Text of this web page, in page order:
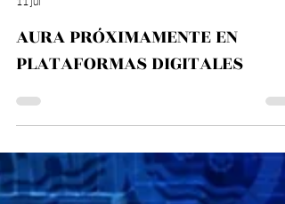
pacocruzadoflamenco
PLATAFORMAS DIGITALES